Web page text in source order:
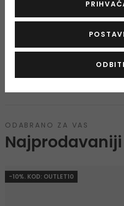
ODABRANO ZA VAS
-10%. KOD: OUTLET10
ODBITI